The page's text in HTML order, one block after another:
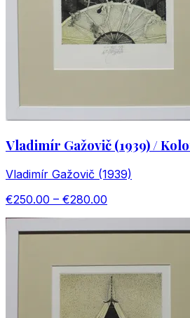
Vladimír Gažovič (1939) /
Vladimír Gažovič (1939)
€250.00 – €280.00